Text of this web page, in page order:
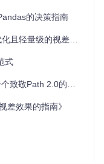
元素拥有视差
API，可以调整速
设备上运行顺畅。
页面。想要立即在
看 Ukiyo.js 吧，让
的决策指南
量级的视差滚动库
式
2.0的小巧Demo
差效果的指南》